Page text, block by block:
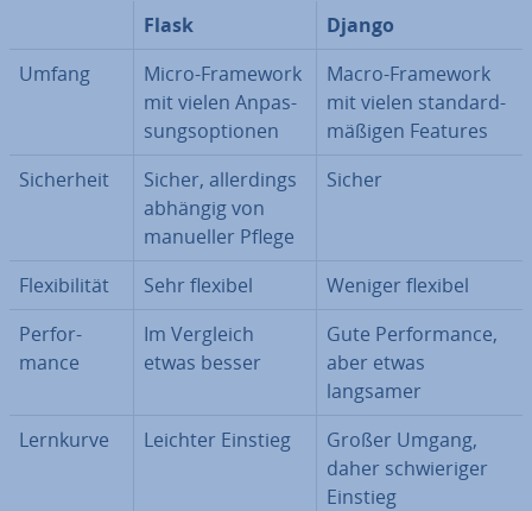
Flask
Django
Umfang
Micro-Framework
mit vielen An­pas­
sungs­op­tio­nen
Macro-Framework
mit vielen stan­dard­
mä­ßi­gen Features
Si­cher­heit
Sicher, al­ler­dings
abhängig von
manueller Pflege
Sicher
Fle­xi­bi­li­tät Sehr flexibel
Weniger flexibel
Per­for­
mance
Im Vergleich
etwas besser
Gute Per­for­mance,
aber etwas
langsamer
Lernkurve
Leichter Einstieg
Großer Umgang,
daher schwie­ri­ger
Einstieg